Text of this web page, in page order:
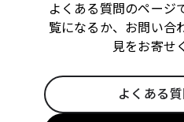
よくある質問のページ
覧になるか、お問い合
見をお寄せ
よくある